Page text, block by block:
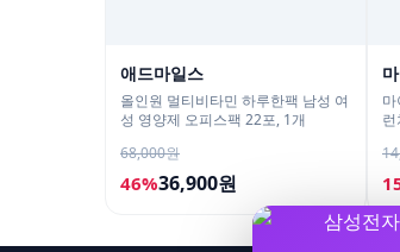
애드마일스
올인원 멀티비타민 하루한팩 남성 여
성 영양제 오피스팩 22포, 1개
68,000원
46%36,900원